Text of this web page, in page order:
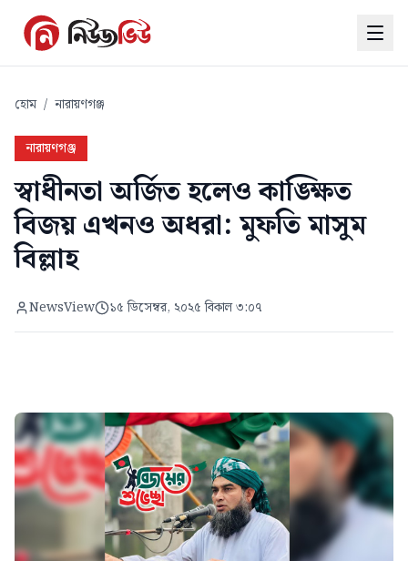
হোম / নারায়ণগঞ্জ
নারায়ণগঞ্জ
স্বাধীনতা অর্জিত হলেও কাঙ্ক্ষিত
বিজয় এখনও অধরা: মুফতি মাসুম
বিল্লাহ
NewsView ১৫ ডিসেম্বর, ২০২৫ বিকাল ৩:০৭